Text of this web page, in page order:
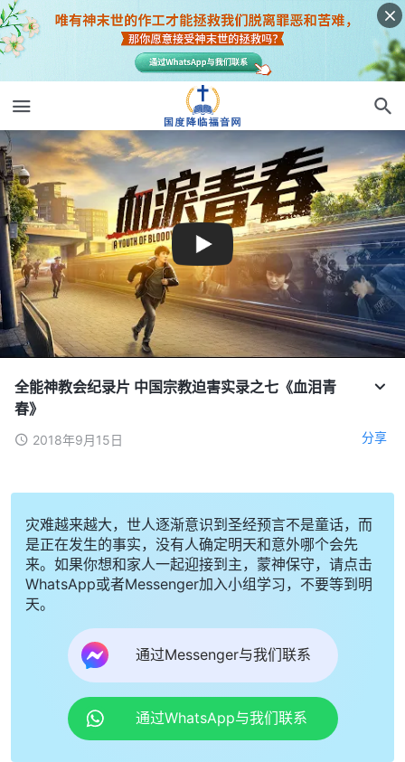
全能神教会纪录片 中国宗教迫害实录之七《血泪青
春》
2018年9月15日 分享
灾难越来越大，世人逐渐意识到圣经预言不是童话，而
是正在发生的事实，没有人确定明天和意外哪个会先
来。如果你想和家人一起迎接到主，蒙神保守，请点击
WhatsApp或者Messenger加入小组学习，不要等到明
天。
通过Messenger与我们联系
通过WhatsApp与我们联系